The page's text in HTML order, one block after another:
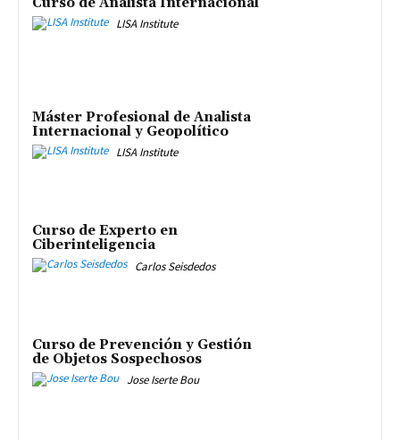
LISA Institute
Máster Profesional de Analista
Internacional y Geopolítico
LISA Institute
Curso de Experto en
Ciberinteligencia
Carlos Seisdedos
Curso de Prevención y Gestión
de Objetos Sospechosos
Jose Iserte Bou